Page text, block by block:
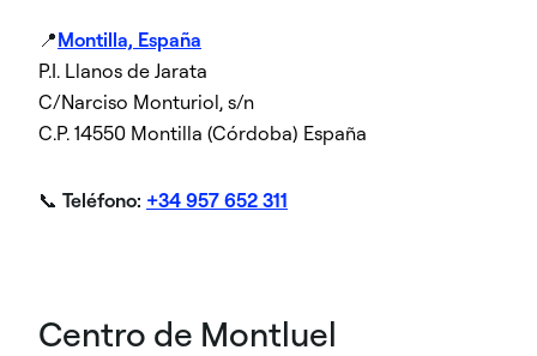
📍Montilla, España
P.I. Llanos de Jarata
C/Narciso Monturiol, s/n
C.P. 14550 Montilla (Córdoba) España
📞 Teléfono: +34 957 652 311
Centro de Montluel